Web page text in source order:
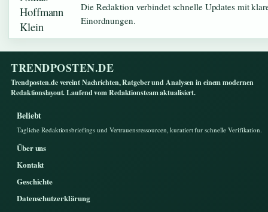
Die Redaktion verbindet schnelle Updates mit
Einordnungen.
TRENDPOSTEN.DE
Trendposten.de vereint Nachrichten, Ratgeber und Analysen in einem modernen
Redaktionslayout. Laufend vom Redaktionsteam aktualisiert.
Beliebt
Tagliche Redaktionsbriefings und Vertrauensressourcen, kuratiert fur schnelle Verifikation.
Über uns
Kontakt
Geschichte
Datenschutzerklärung